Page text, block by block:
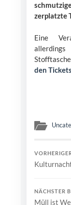
zerplatzte
Eine
den
NÄCHSTER
Müll ist